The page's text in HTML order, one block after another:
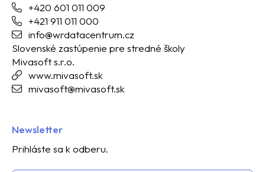
+420 601 011 009
+421 911 011 000
info@wrdatacentrum.cz
Slovenské zastúpenie pre stredné školy
Mivasoft s.r.o.
www.mivasoft.sk
mivasoft@mivasoft.sk
Newsletter
Prihláste sa k odberu.